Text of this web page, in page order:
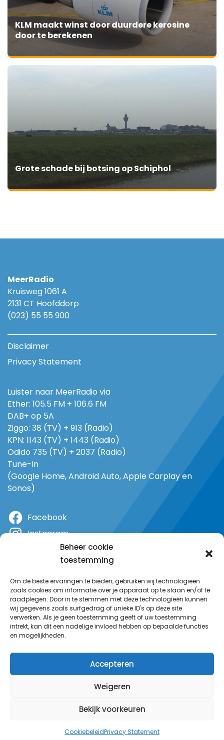
Beheer cookie
toestemming
Om de beste ervaringen te bieden, gebruiken wij technologieën
zoals cookies om informatie over je apparaat op te slaan en/of te
raadplegen. Door in te stemmen met deze technologieën kunnen
wij gegevens zoals surfgedrag of unieke ID's op deze site
verwerken. Als je geen toestemming geeft of uw toestemming
intrekt, kan dit een nadelige invloed hebben op bepaalde functies
en mogelijkheden.
Accepteren
Weigeren
Bekijk voorkeuren
CookiebeleidPrivacy Statement
KLM maakt winst door duurdere kerosine
door te berekenen
Grote schade bij botsing op Schiphol
MeerRadio
Kruisweg 1061 A
2131 CT Hoofddorp
(023) 55 55 900
Disclaimer
Privacy Statement
Luister naar MeerRadio via
Ether: 105.5 FM + 106.6 FM
DAB+ op 5A
Ziggo: 38 (TV) + 913 (Radio)
KPN: 1143 (TV) + 1443 (Radio)
Odido 735 (TV) + 2037 (Radio)
Tune-In
(Google Home, Android Auto, Apple Carplay en
Sonos)
Facebook
Instagram
YouTube
© MeerRadio 2025